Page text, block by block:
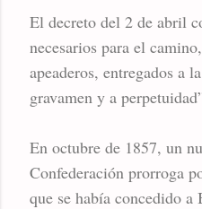
El decreto del 2 de abril
necesarios para el
apeaderos, entregados a
gravamen y a
En octubre de 1857, un
Confederación prorroga
que se había concedido